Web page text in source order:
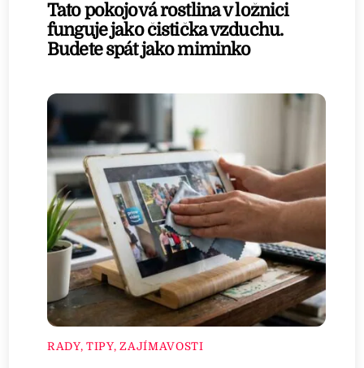
Tato pokojová rostlina v ložnici
funguje jako čistička vzduchu.
Budete spát jako miminko
RADY, TIPY, ZAJÍMAVOSTI